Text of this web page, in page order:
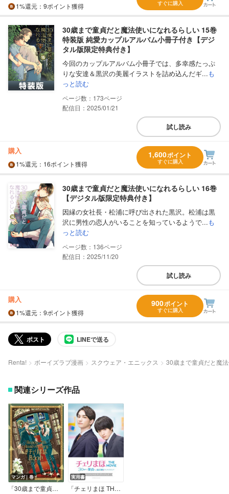
1%還元 ：9ポイント獲得 すぐに購入
30歳まで童貞だと魔法使いになれるらしい 15巻
特装版 純愛カップルアルバム小冊子付き【デジ
タル版限定特典付き】
今回のカップルアルバム小冊子では、多幸感たっぷ
りな安達＆黒沢の美麗イラストを詰め込んだギ...も
っと読む
173
配信日：2025/01/21
試し読み
購入
1%還元 ：16ポイント獲得
1,600ポイント
すぐに購入
30歳まで童貞だと魔法使いになれるらしい 16巻
【デジタル版限定特典付き】
因縁の女社長・松浦に呼び出された黒沢。松浦は黒
沢に男性の恋人がいることを知っているようで...も
っと読む
136
配信日：2025/11/20
試し読み
購入
1%還元 ：9ポイント獲得
900ポイント
すぐに購入
ポスト LINEで送る
Renta! ボーイズラブ漫画 スクウェア・エニックス 30歳まで童貞だと魔
関連シリーズ作品
マンガ｜巻
「30歳まで童貞だと魔法使いになれるらしい」Happy 5th Anniversary #チェリまほBook【デジタル版限定特典付き】
実用書
「チェリまほ THE MOVIE～30歳まで童貞だと魔法使いになれるらしい～」オフィシャルビジュアルブック